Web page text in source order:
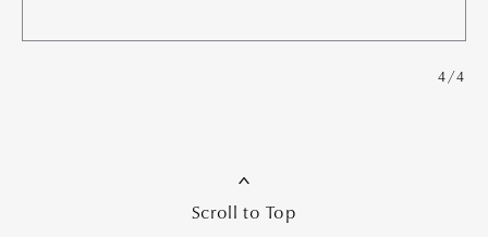
4/4
Scroll to Top